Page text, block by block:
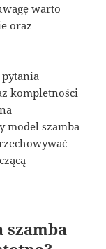
warto
oraz
kompletności
model szamba
szamba